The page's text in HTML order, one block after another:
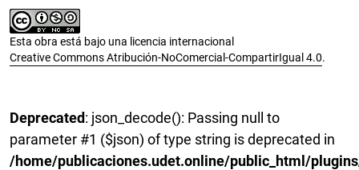
Esta obra está bajo una licencia internacional
Creative Commons Atribución-NoComercial-CompartirIgual 4.0.
Deprecated: json_decode(): Passing null to
parameter #1 ($json) of type string is deprecated in
/home/publicaciones.udet.online/public_html/